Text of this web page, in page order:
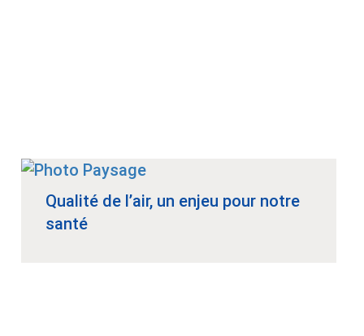
Qualité de l’air, un enjeu pour notre
santé